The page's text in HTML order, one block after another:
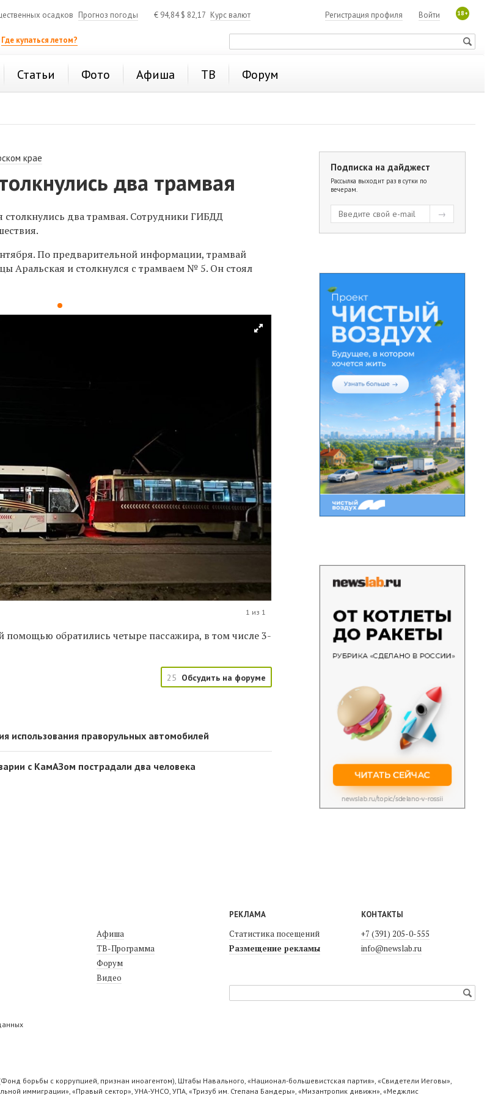
осадков Прогноз погоды € 94,84$ 82,17 Курс валют 18+
Войти
Регистрация профиля
Где купаться летом?
Статьи Фото Афиша ТВ Форум
крае
два трамвая
столкнулись два трамвая. Сотрудники ГИБДД
По предварительной информации, трамвай
Аральская и столкнулся с трамваем № 5. Он стоял
1 из 1
помощью обратились четыре пассажира, в том числе 3-
25 Обсудить на форуме
использования праворульных автомобилей
с КамАЗом пострадали два человека
Подписка на дайджест
Рассылка выходит раз в сутки по
вечерам.
Афиша
ТВ-Программа
Форум
Видео
РЕКЛАМА
Статистика посещений
Размещение рекламы
КОНТАКТЫ
+7 (391) 205-0-555
info@newslab.ru
борьбы с коррупцией, признан иноагентом), Штабы Навального, «Национал-большевистская партия», «Свидетели Иеговы»,
иммиграции», «Правый сектор», УНА-УНСО, УПА, «Тризуб им. Степана Бандеры», «Мизантропик дивижн», «Меджлис